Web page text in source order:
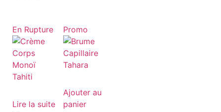
En Rupture
Lire la suite
Promo
Ajouter au
panier